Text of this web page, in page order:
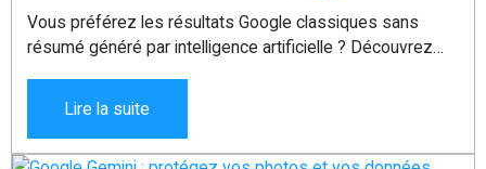
?
Vous préférez les résultats Google classiques sans
résumé généré par intelligence artificielle ? Découvrez
Chrome, Edge et Firefox grâce à une adresse
personnalisée.
Lire la suite